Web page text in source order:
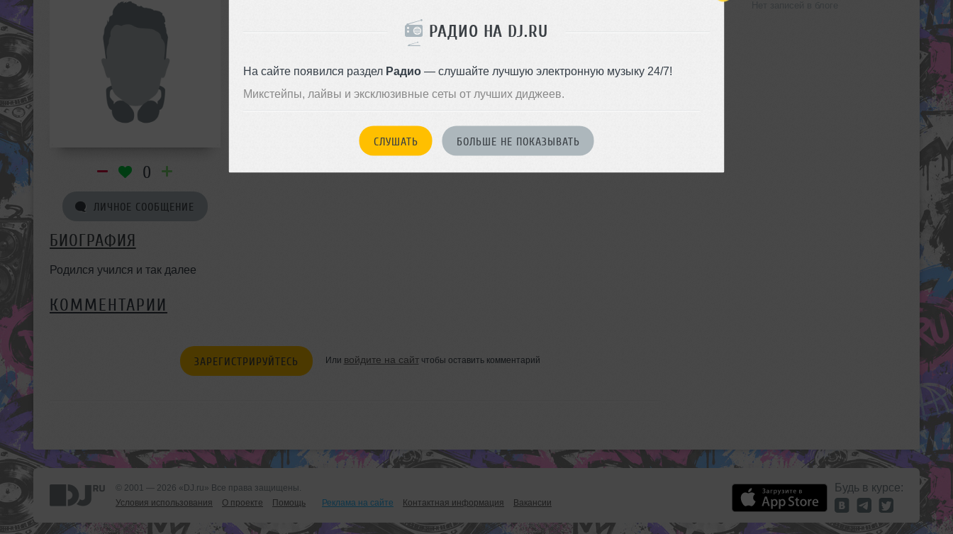
РАДИО НА DJ.RU
На сайте появился раздел Радио— слушайте лучшую электронную музыку 24/7!
Микстейпы, лайвы и эксклюзивные сеты от лучших диджеев.
СЛУШАТЬ БОЛЬШЕ НЕ ПОКАЗЫВАТЬ
0
ЛИЧНОЕ СООБЩЕНИЕ
БИОГРАФИЯ
Родился учился и так далее
КОММЕНТАРИИ
ЗАРЕГИСТРИРУЙТЕСЬ Или войдите на сайтчтобы оставить комментарий
© 2001 — 2026 «DJ.ru» Все права защищены.
Условия использования
О проекте Помощь Реклама на сайте Контактная информация Вакансии
Будь в курсе: